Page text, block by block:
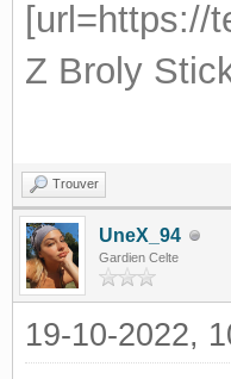
[url=https://
Z Broly
Trouver
UneX_94
Gardien Celte
19-10-2022,